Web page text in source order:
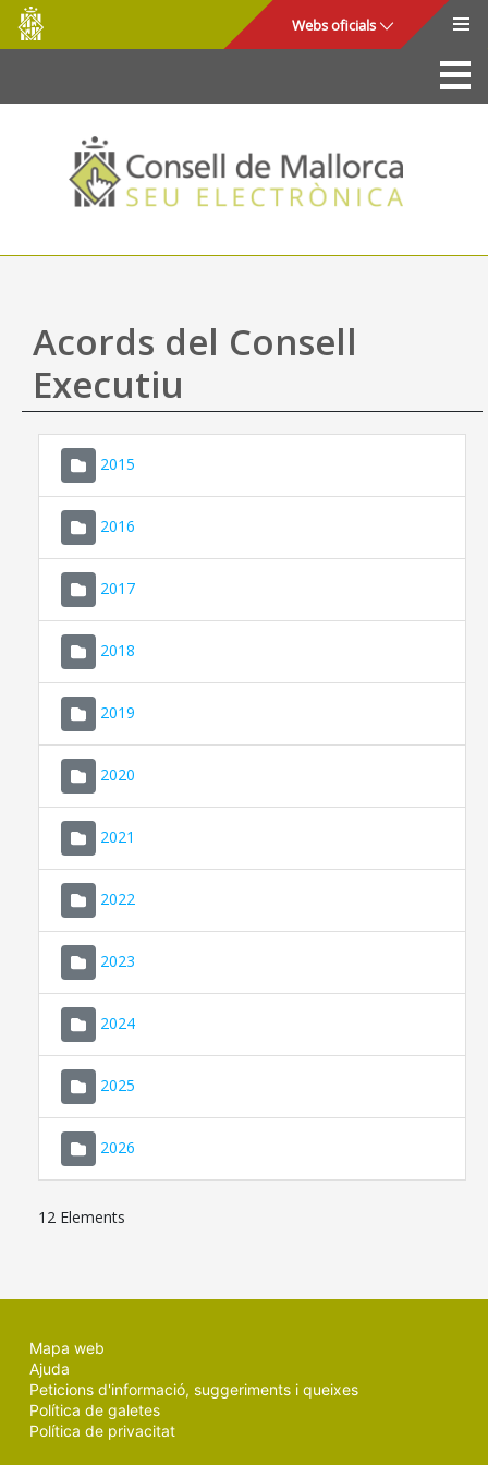
Salta al contingut principal
Consell
de
Mallorca
Webs oficials
La Seu
Consell de Mallorca
Accés i seguretat
Utilitats
Ajuda
Acords del Consell
Executiu
2015
2016
2017
2018
2019
2020
2021
2022
2023
2024
2025
2026
12 Elements
Mapa web
Ajuda
Peticions d'informació, suggeriments i queixes
Política de galetes
Política de privacitat